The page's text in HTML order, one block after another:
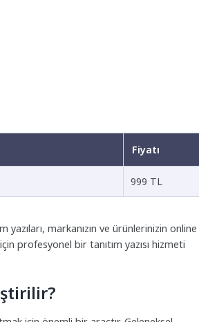
Fiyatı
999 TL
markanızın ve ürünlerinizin online
profesyonel bir tanıtım yazısı hizmeti